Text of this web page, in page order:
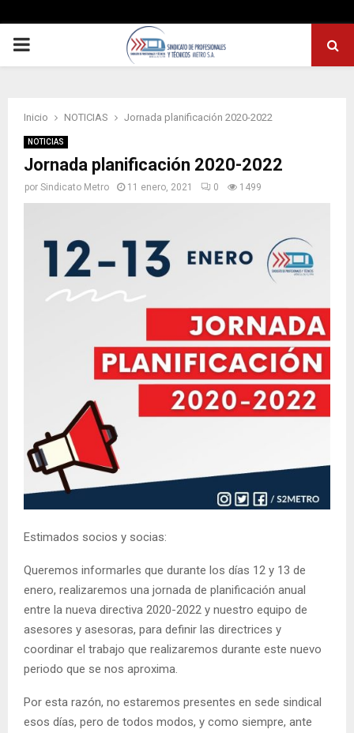
PRIMARY
Inicio NOTICIAS Jornada planificación 2020-2022
NOTICIAS
Jornada planificación 2020-2022
por Sindicato Metro 11 enero, 2021 0 1499
Estimados socios y socias:
Queremos informarles que durante los días 12 y 13 de
enero, realizaremos una jornada de planificación anual
entre la nueva directiva 2020-2022 y nuestro equipo de
asesores y asesoras, para definir las directrices y
coordinar el trabajo que realizaremos durante este nuevo
periodo que se nos aproxima.
Por esta razón, no estaremos presentes en sede sindical
esos días, pero de todos modos, y como siempre, ante